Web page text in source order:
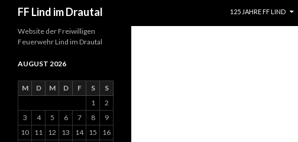
FF Lind im Drautal
125 JAHRE FF LIND
Website der Freiwilligen
Feuerwehr Lind im Drautal
AUGUST 2026
M D M D F S
S
1
2
3
4 5 6 7 8
9
10
11 12 13 14 15
16